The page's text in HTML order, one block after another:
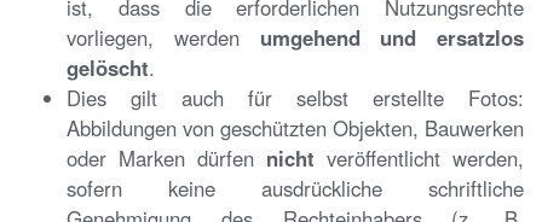
ist, dass die erforderlichen Nutzungsrechte
vorliegen, werden umgehend und ersatzlos
gelöscht.
Dies gilt auch für selbst erstellte Fotos:
Abbildungen von geschützten Objekten, Bauwerken
oder Marken dürfen nicht veröffentlicht werden,
sofern keine ausdrückliche schriftliche